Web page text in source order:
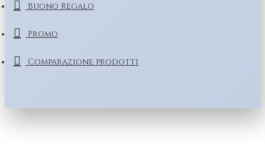
Buono Regalo
Promo
Comparazione prodotti